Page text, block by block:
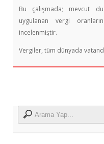
Bu çalışmada; mevcut
uygulanan vergi
incelenmiştir.
Vergiler, tüm dünyada